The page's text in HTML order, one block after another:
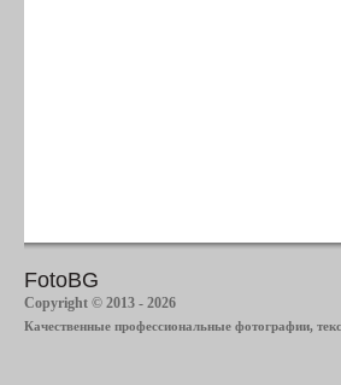
FotoBG
Copyright © 2013 - 2026
Качественные профессиональные фотографии,